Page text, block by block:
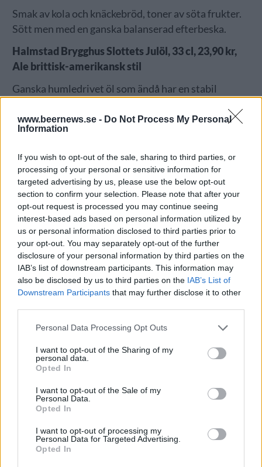
www.beernews.se - Do Not Process My Personal
Information
If you wish to opt-out of the sale, sharing to third parties, or
processing of your personal or sensitive information for
targeted advertising by us, please use the below opt-out
section to confirm your selection. Please note that after your
opt-out request is processed you may continue seeing
interest-based ads based on personal information utilized by
us or personal information disclosed to third parties prior to
your opt-out. You may separately opt-out of the further
disclosure of your personal information by third parties on the
IAB’s list of downstream participants. This information may
also be disclosed by us to third parties on the IAB’s List of
Downstream Participants that may further disclose it to other
Personal Data Processing Opt Outs
I want to opt-out of the Sharing of my
personal data.
Opted In
I want to opt-out of the Sale of my
Personal Data.
Opted In
I want to opt-out of processing my
Personal Data for Targeted Advertising.
Opted In
Smak av kola och knäckebröd, toner av söta frukter.
Sött men med en ganska balanserad efterbeska.
Halmstad Brygghus Slottets Julöl, 33 cl, 23,90 kr,
Ale brittisk-amerikansk stil
Ganska humledrivet öl som ändå har en stabil
gott.
%, Brown Ale
Lätt rostad smak med toner av choklad, lätt humlad
och med en del grästoner.
Ängöl Jenny Nyströms Julöl, 33 cl, 21,50 kr, 5,2 %,
Ale brittisk-amerikansk stil
Humlig med en del frukter, lätta örttoner. Lite
försiktig i smakerna.
Poppels Julaale Tvåtusensjutton, 33 cl, 24,90 kr, 5,5
%, Brown Ale
Ganska välhumlad brown ale med rostade toner,
mörkt bröd toner av hö och del del fruktiga toner.
God julöl.
stout
en lätt syra stör lite i smaken.
Westerås Julöl, 33 cl, 19,90 kr, 5,0 %, Schwarzbier